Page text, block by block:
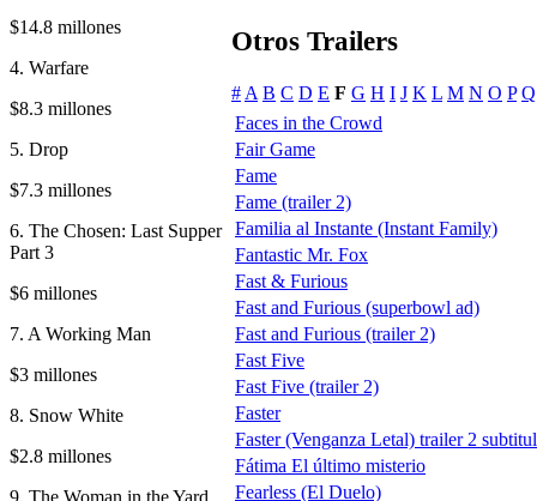
$14.8 millones
4. Warfare
$8.3 millones
5. Drop
$7.3 millones
6. The Chosen: Last Supper
Part 3
$6 millones
7. A Working Man
$3 millones
8. Snow White
$2.8 millones
9. The Woman in the Yard
Otros Trailers
#A B C D E F G H I J K L M N O P Q
Faces in the Crowd
Fair Game
Fame
Fame (trailer 2)
Familia al Instante (Instant Family)
Fantastic Mr. Fox
Fast & Furious
Fast and Furious (superbowl ad)
Fast and Furious (trailer 2)
Fast Five
Fast Five (trailer 2)
Faster
Faster (Venganza Letal) trailer 2
Fátima El último misterio
Fearless (El Duelo)